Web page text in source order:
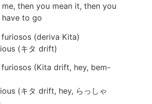
then you mean it, then you
to go
(deriva Kita)
(キタ drift)
furiosos (Kita drift, hey, bem-
(キタ drift, hey, らっしゃ